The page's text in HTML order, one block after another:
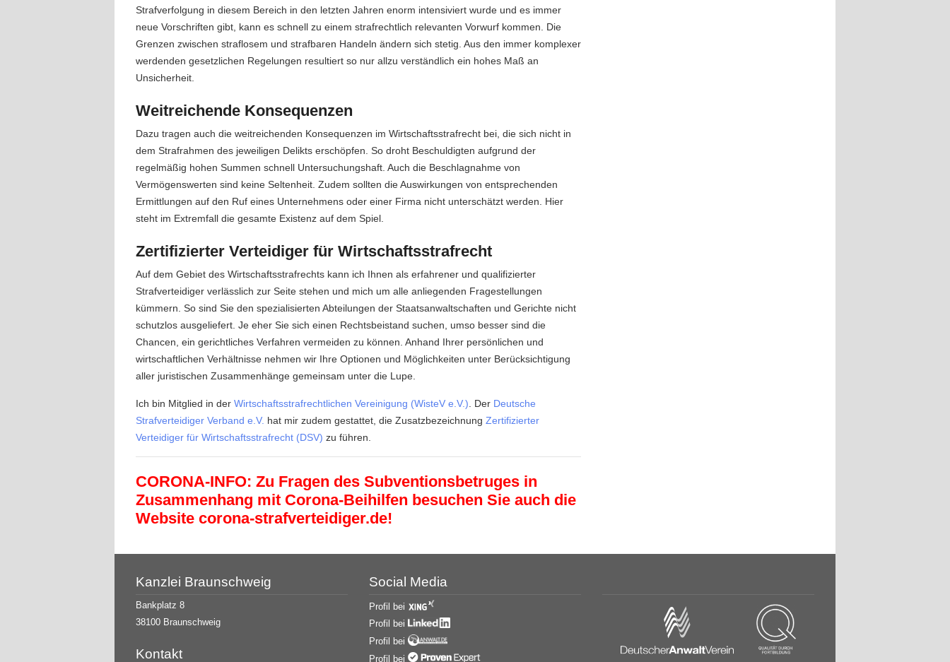
Strafverfolgung in diesem Bereich in den letzten Jahren enorm intensiviert wurde und es immer
neue Vorschriften gibt, kann es schnell zu einem strafrechtlich relevanten Vorwurf kommen. Die
Grenzen zwischen straflosem und strafbaren Handeln ändern sich stetig. Aus den immer komplexer
werdenden gesetzlichen Regelungen resultiert so nur allzu verständlich ein hohes Maß an
Unsicherheit.
Weitreichende Konsequenzen
Dazu tragen auch die weitreichenden Konsequenzen im Wirtschaftsstrafrecht bei, die sich nicht in
dem Strafrahmen des jeweiligen Delikts erschöpfen. So droht Beschuldigten aufgrund der
regelmäßig hohen Summen schnell Untersuchungshaft. Auch die Beschlagnahme von
Vermögenswerten sind keine Seltenheit. Zudem sollten die Auswirkungen von entsprechenden
Ermittlungen auf den Ruf eines Unternehmens oder einer Firma nicht unterschätzt werden. Hier
steht im Extremfall die gesamte Existenz auf dem Spiel.
Zertifizierter Verteidiger für Wirtschaftsstrafrecht
Auf dem Gebiet des Wirtschaftsstrafrechts kann ich Ihnen als erfahrener und qualifizierter
Strafverteidiger verlässlich zur Seite stehen und mich um alle anliegenden Fragestellungen
kümmern. So sind Sie den spezialisierten Abteilungen der Staatsanwaltschaften und Gerichte nicht
schutzlos ausgeliefert. Je eher Sie sich einen Rechtsbeistand suchen, umso besser sind die
Chancen, ein gerichtliches Verfahren vermeiden zu können. Anhand Ihrer persönlichen und
wirtschaftlichen Verhältnisse nehmen wir Ihre Optionen und Möglichkeiten unter Berücksichtigung
aller juristischen Zusammenhänge gemeinsam unter die Lupe.
Ich bin Mitglied in der Wirtschaftsstrafrechtlichen Vereinigung (WisteV e.V.) . Der Deutsche
Strafverteidiger Verband e.V. hat mir zudem gestattet, die Zusatzbezeichnung Zertifizierter
Verteidiger für Wirtschaftsstrafrecht (DSV) zu führen.
CORONA-INFO: Zu Fragen des Subventionsbetruges in
Zusammenhang mit Corona-Beihilfen besuchen Sie auch die
Website corona-strafverteidiger.de!
Kanzlei Braunschweig
Bankplatz 8
38100 Braunschweig
Kontakt
Social Media
Profil bei
Profil bei
Profil bei
Profil bei